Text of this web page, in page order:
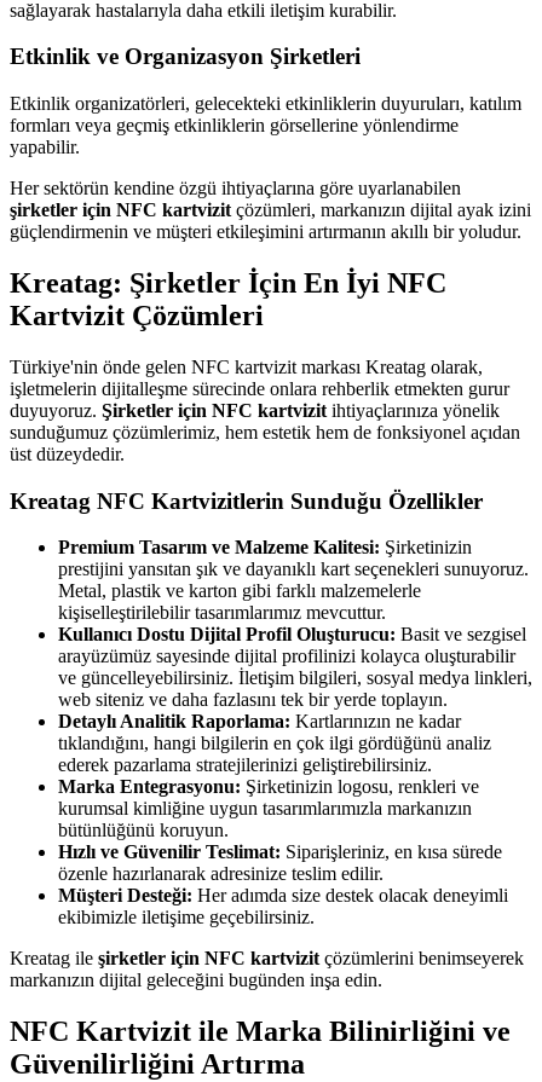
sağlayarak hastalarıyla daha etkili iletişim kurabilir.
Etkinlik ve Organizasyon Şirketleri
Etkinlik organizatörleri, gelecekteki etkinliklerin duyuruları, katılım
formları veya geçmiş etkinliklerin görsellerine yönlendirme
yapabilir.
Her sektörün kendine özgü ihtiyaçlarına göre uyarlanabilen
şirketler için NFC kartvizit çözümleri, markanızın dijital ayak izini
güçlendirmenin ve müşteri etkileşimini artırmanın akıllı bir yoludur.
Kreatag: Şirketler İçin En İyi NFC
Kartvizit Çözümleri
Türkiye'nin önde gelen NFC kartvizit markası Kreatag olarak,
işletmelerin dijitalleşme sürecinde onlara rehberlik etmekten gurur
duyuyoruz. Şirketler için NFC kartvizit ihtiyaçlarınıza yönelik
sunduğumuz çözümlerimiz, hem estetik hem de fonksiyonel açıdan
üst düzeydedir.
Kreatag NFC Kartvizitlerin Sunduğu Özellikler
Premium Tasarım ve Malzeme Kalitesi: Şirketinizin
prestijini yansıtan şık ve dayanıklı kart seçenekleri sunuyoruz.
Metal, plastik ve karton gibi farklı malzemelerle
kişiselleştirilebilir tasarımlarımız mevcuttur.
Kullanıcı Dostu Dijital Profil Oluşturucu: Basit ve sezgisel
arayüzümüz sayesinde dijital profilinizi kolayca oluşturabilir
ve güncelleyebilirsiniz. İletişim bilgileri, sosyal medya linkleri,
web siteniz ve daha fazlasını tek bir yerde toplayın.
Detaylı Analitik Raporlama: Kartlarınızın ne kadar
tıklandığını, hangi bilgilerin en çok ilgi gördüğünü analiz
ederek pazarlama stratejilerinizi geliştirebilirsiniz.
Marka Entegrasyonu: Şirketinizin logosu, renkleri ve
kurumsal kimliğine uygun tasarımlarımızla markanızın
bütünlüğünü koruyun.
Hızlı ve Güvenilir Teslimat: Siparişleriniz, en kısa sürede
özenle hazırlanarak adresinize teslim edilir.
Müşteri Desteği: Her adımda size destek olacak deneyimli
ekibimizle iletişime geçebilirsiniz.
Kreatag ile şirketler için NFC kartvizit çözümlerini benimseyerek
markanızın dijital geleceğini bugünden inşa edin.
NFC Kartvizit ile Marka Bilinirliğini ve
Güvenilirliğini Artırma